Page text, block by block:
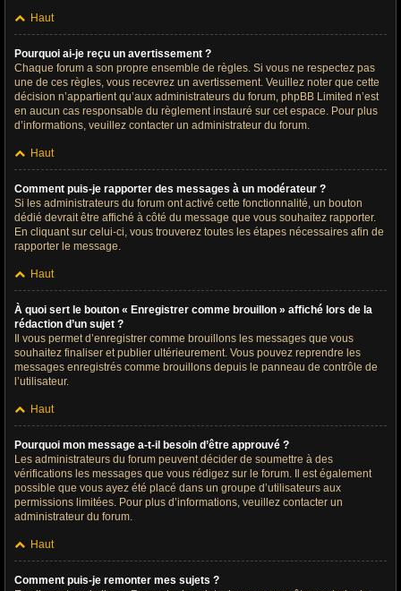
Haut
Pourquoi ai-je reçu un avertissement ?
Chaque forum a son propre ensemble de règles. Si vous ne respectez pas
une de ces règles, vous recevrez un avertissement. Veuillez noter que cette
décision n’appartient qu’aux administrateurs du forum, phpBB Limited n’est
en aucun cas responsable du règlement instauré sur cet espace. Pour plus
d’informations, veuillez contacter un administrateur du forum.
Haut
Comment puis-je rapporter des messages à un modérateur ?
Si les administrateurs du forum ont activé cette fonctionnalité, un bouton
dédié devrait être affiché à côté du message que vous souhaitez rapporter.
En cliquant sur celui-ci, vous trouverez toutes les étapes nécessaires afin de
rapporter le message.
Haut
À quoi sert le bouton « Enregistrer comme brouillon » affiché lors de la
rédaction d’un sujet ?
Il vous permet d’enregistrer comme brouillons les messages que vous
souhaitez finaliser et publier ultérieurement. Vous pouvez reprendre les
messages enregistrés comme brouillons depuis le panneau de contrôle de
l’utilisateur.
Haut
Pourquoi mon message a-t-il besoin d’être approuvé ?
Les administrateurs du forum peuvent décider de soumettre à des
vérifications les messages que vous rédigez sur le forum. Il est également
possible que vous ayez été placé dans un groupe d’utilisateurs aux
permissions limitées. Pour plus d’informations, veuillez contacter un
administrateur du forum.
Haut
Comment puis-je remonter mes sujets ?